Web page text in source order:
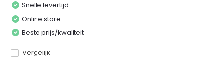
Snelle levertijd
Online store
Beste prijs/kwaliteit
Vergelijk